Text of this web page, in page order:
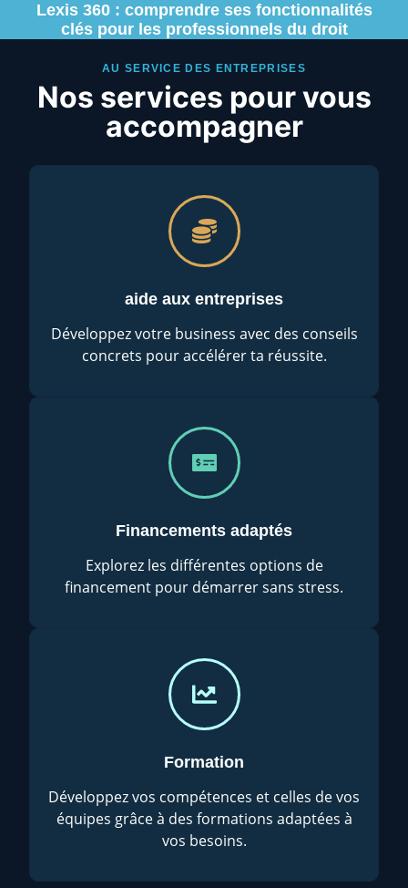
Lexis 360 : comprendre ses fonctionnalités
clés pour les professionnels du droit
AU SERVICE DES ENTREPRISES
Nos services pour vous
accompagner
aide aux entreprises
Développez votre business avec des conseils
concrets pour accélérer ta réussite.
Financements adaptés
Explorez les différentes options de
financement pour démarrer sans stress.
Formation
Développez vos compétences et celles de vos
équipes grâce à des formations adaptées à
vos besoins.